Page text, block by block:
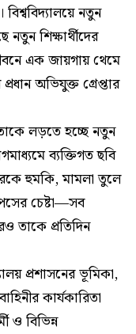
নতুন
শিক্ষার্থীদের
এক জায়গায় থেমে
অভিযুক্ত গ্রেপ্তার
লড়তে হচ্ছে নতুন
ব্যক্তিগত ছবি
হুমকি, মামলা তুলে
চেষ্টা—সব
তাকে প্রতিদিন
প্রশাসনের ভূমিকা,
কার্যকারিতা
ও বিভিন্ন